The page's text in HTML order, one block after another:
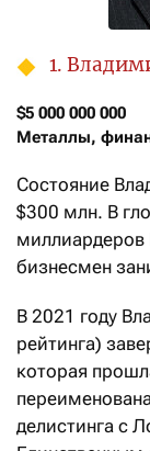
1.
$5 000 000 000
Металлы,
Состояние
$300 млн. В
миллиардеров
бизнесмен
В 2021 году
рейтинга)
которая
делистинга с